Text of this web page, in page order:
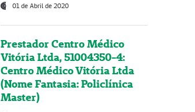
01 de Abril de 2020
Prestador Centro Médico
Vitória Ltda, 51004350-4:
Centro Médico Vitória Ltda
(Nome Fantasia: Policlínica
Master)